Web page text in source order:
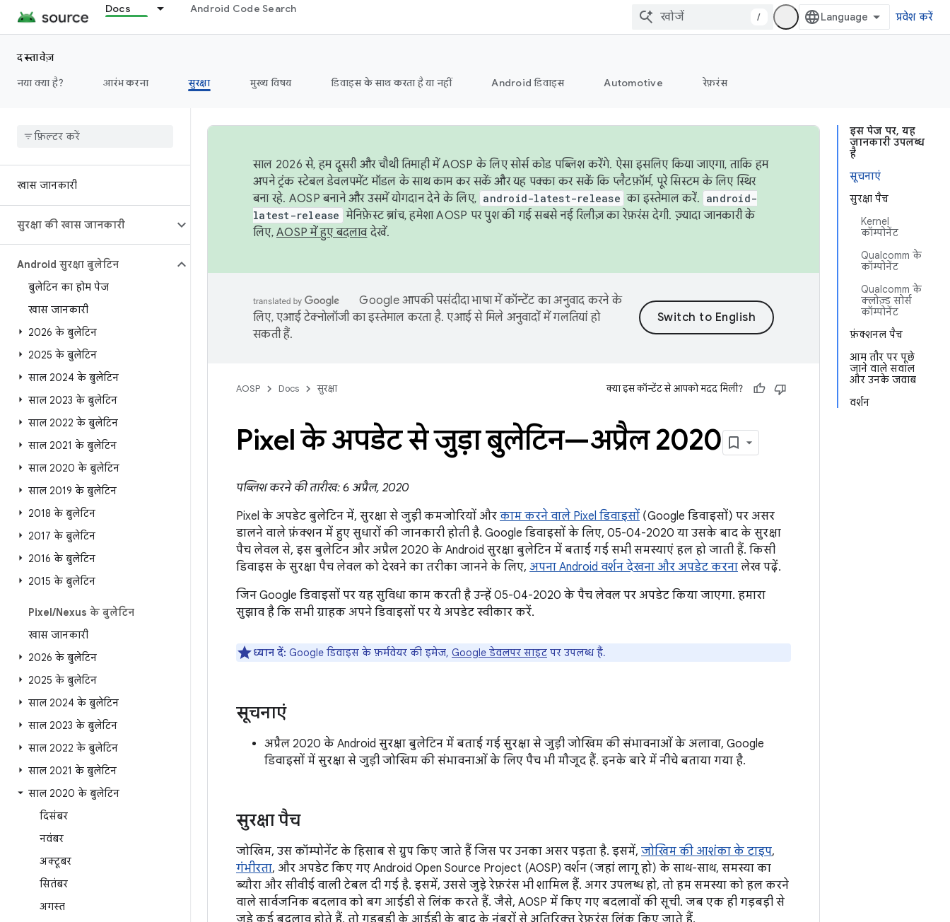
Docs Android Code Search
/ प्रवेश करें
दस्तावेज़
नया क्या है?
आरंभ करना सुरक्षा मुख्य विषय डिवाइस के साथ करता है या नहीं Android डिवाइस Automotive रेफ़रंस
खास जानकारी
सुरक्षा की खास जानकारी
Android सुरक्षा बुलेटिन
बुलेटिन का होम पेज
खास जानकारी
2026 के बुलेटिन
2025 के बुलेटिन
साल 2024 के बुलेटिन
साल 2023 के बुलेटिन
साल 2022 के बुलेटिन
साल 2021 के बुलेटिन
साल 2020 के बुलेटिन
साल 2019 के बुलेटिन
2018 के बुलेटिन
2017 के बुलेटिन
2016 के बुलेटिन
2015 के बुलेटिन
Pixel/Nexus के बुलेटिन
खास जानकारी
2026 के बुलेटिन
2025 के बुलेटिन
साल 2024 के बुलेटिन
साल 2023 के बुलेटिन
साल 2022 के बुलेटिन
साल 2021 के बुलेटिन
साल 2020 के बुलेटिन
दिसंबर
नवंबर
अक्टूबर
सितंबर
अगस्त
इस पेज पर, यह
जानकारी उपलब्ध
है
सूचनाएं
सुरक्षा पैच
Kernel
कॉम्पोनेंट
Qualcomm के
कॉम्पोनेंट
Qualcomm के
क्लोज़्ड सोर्स
कॉम्पोनेंट
फ़ंक्शनल पैच
आम तौर पर पूछे
जाने वाले सवाल
और उनके जवाब
वर्शन
साल 2026 से, हम दूसरी और चौथी तिमाही में AOSP के लिए सोर्स कोड पब्लिश करेंगे. ऐसा इसलिए किया जाएगा, ताकि हम
अपने ट्रंक स्टेबल डेवलपमेंट मॉडल के साथ काम कर सकें और यह पक्का कर सकें कि प्लैटफ़ॉर्म, पूरे सिस्टम के लिए स्थिर
बना रहे. AOSP बनाने और उसमें योगदान देने के लिए, android-latest-release का इस्तेमाल करें. android-
latest-release मेनिफ़ेस्ट ब्रांच, हमेशा AOSP पर पुश की गई सबसे नई रिलीज़ का रेफ़रंस देगी. ज़्यादा जानकारी के
लिए, AOSP में हुए बदलावदेखें.
Google आपकी पसंदीदा भाषा में कॉन्टेंट का अनुवाद करने के
लिए, एआई टेक्नोलॉजी का इस्तेमाल करता है. एआई से मिले अनुवादों में गलतियां हो
सकती हैं.
AOSP Docs सुरक्षा क्या इस कॉन्टेंट से आपको मदद मिली?
Pixel के अपडेट से जुड़ा बुलेटिन—अप्रैल 2020
पब्लिश करने की तारीख: 6 अप्रैल, 2020
Pixel के अपडेट बुलेटिन में, सुरक्षा से जुड़ी कमजोरियों और काम करने वाले Pixel डिवाइसों (Google डिवाइसों) पर असर
डालने वाले फ़ंक्शन में हुए सुधारों की जानकारी होती है. Google डिवाइसों के लिए, 05-04-2020 या उसके बाद के सुरक्षा
पैच लेवल से, इस बुलेटिन और अप्रैल 2020 के Android सुरक्षा बुलेटिन में बताई गई सभी समस्याएं हल हो जाती हैं. किसी
डिवाइस के सुरक्षा पैच लेवल को देखने का तरीका जानने के लिए, अपना Android वर्शन देखना और अपडेट करना लेख पढ़ें.
जिन Google डिवाइसों पर यह सुविधा काम करती है उन्हें 05-04-2020 के पैच लेवल पर अपडेट किया जाएगा. हमारा
सुझाव है कि सभी ग्राहक अपने डिवाइसों पर ये अपडेट स्वीकार करें.
ध्यान दें: Google डिवाइस के फ़र्मवेयर की इमेज, Google डेवलपर साइट पर उपलब्ध हैं.
सूचनाएं
अप्रैल 2020 के Android सुरक्षा बुलेटिन में बताई गई सुरक्षा से जुड़ी जोखिम की संभावनाओं के अलावा, Google
डिवाइसों में सुरक्षा से जुड़ी जोखिम की संभावनाओं के लिए पैच भी मौजूद हैं. इनके बारे में नीचे बताया गया है.
सुरक्षा पैच
जोखिम, उस कॉम्पोनेंट के हिसाब से ग्रुप किए जाते हैं जिस पर उनका असर पड़ता है. इसमें, जोखिम की आशंका के टाइप,
गंभीरता, और अपडेट किए गए Android Open Source Project (AOSP) वर्शन (जहां लागू हो) के साथ-साथ, समस्या का
ब्यौरा और सीवीई वाली टेबल दी गई है. इसमें, उससे जुड़े रेफ़रंस भी शामिल हैं. अगर उपलब्ध हो, तो हम समस्या को हल करने
वाले सार्वजनिक बदलाव को बग आईडी से लिंक करते हैं. जैसे, AOSP में किए गए बदलावों की सूची. जब एक ही गड़बड़ी से
जुड़े कई बदलाव होते हैं, तो गड़बड़ी के आईडी के बाद के नंबरों से अतिरिक्त रेफ़रंस लिंक किए जाते हैं.